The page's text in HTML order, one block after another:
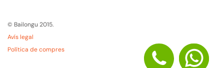
© Bailongu 2015.
Avís legal
Política de compres